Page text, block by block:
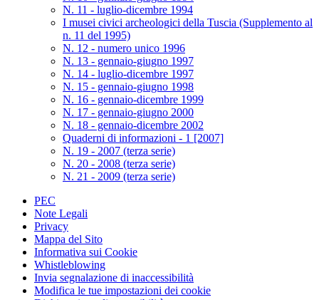
N. 11 - luglio-dicembre 1994
I musei civici archeologici della Tuscia (Supplemento al
n. 11 del 1995)
N. 12 - numero unico 1996
N. 13 - gennaio-giugno 1997
N. 14 - luglio-dicembre 1997
N. 15 - gennaio-giugno 1998
N. 16 - gennaio-dicembre 1999
N. 17 - gennaio-giugno 2000
N. 18 - gennaio-dicembre 2002
Quaderni di informazioni - 1 [2007]
N. 19 - 2007 (terza serie)
N. 20 - 2008 (terza serie)
N. 21 - 2009 (terza serie)
PEC
Note Legali
Privacy
Mappa del Sito
Informativa sui Cookie
Whistleblowing
Invia segnalazione di inaccessibilità
Modifica le tue impostazioni dei cookie